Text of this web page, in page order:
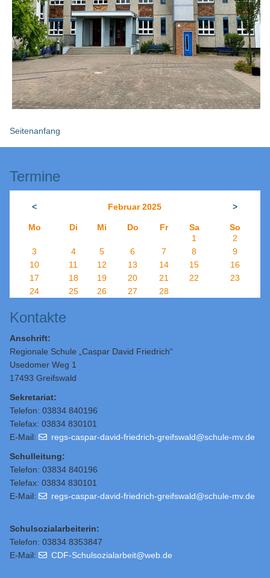
Seitenanfang
Termine
< Februar 2025 >
Mo Di Mi Do Fr Sa
So
1
2
3
4 5 6 7 8
9
10
11 12 13 14 15
16
17
18 19 20 21 22
23
24
25 26 27 28
Kontakte
Anschrift:
Regionale Schule „Caspar David Friedrich“
Usedomer Weg 1
17493 Greifswald
Sekretariat:
Telefon: 03834 840196
Telefax: 03834 830101
E-Mail:
regs-caspar-david-friedrich-greifswald@schule-mv.de
Schulleitung:
Telefon: 03834 840196
Telefax: 03834 830101
E-Mail:
regs-caspar-david-friedrich-greifswald@schule-mv.de
Schulsozialarbeiterin:
Telefon: 03834 8353847
E-Mail:
CDF-Schulsozialarbeit@web.de